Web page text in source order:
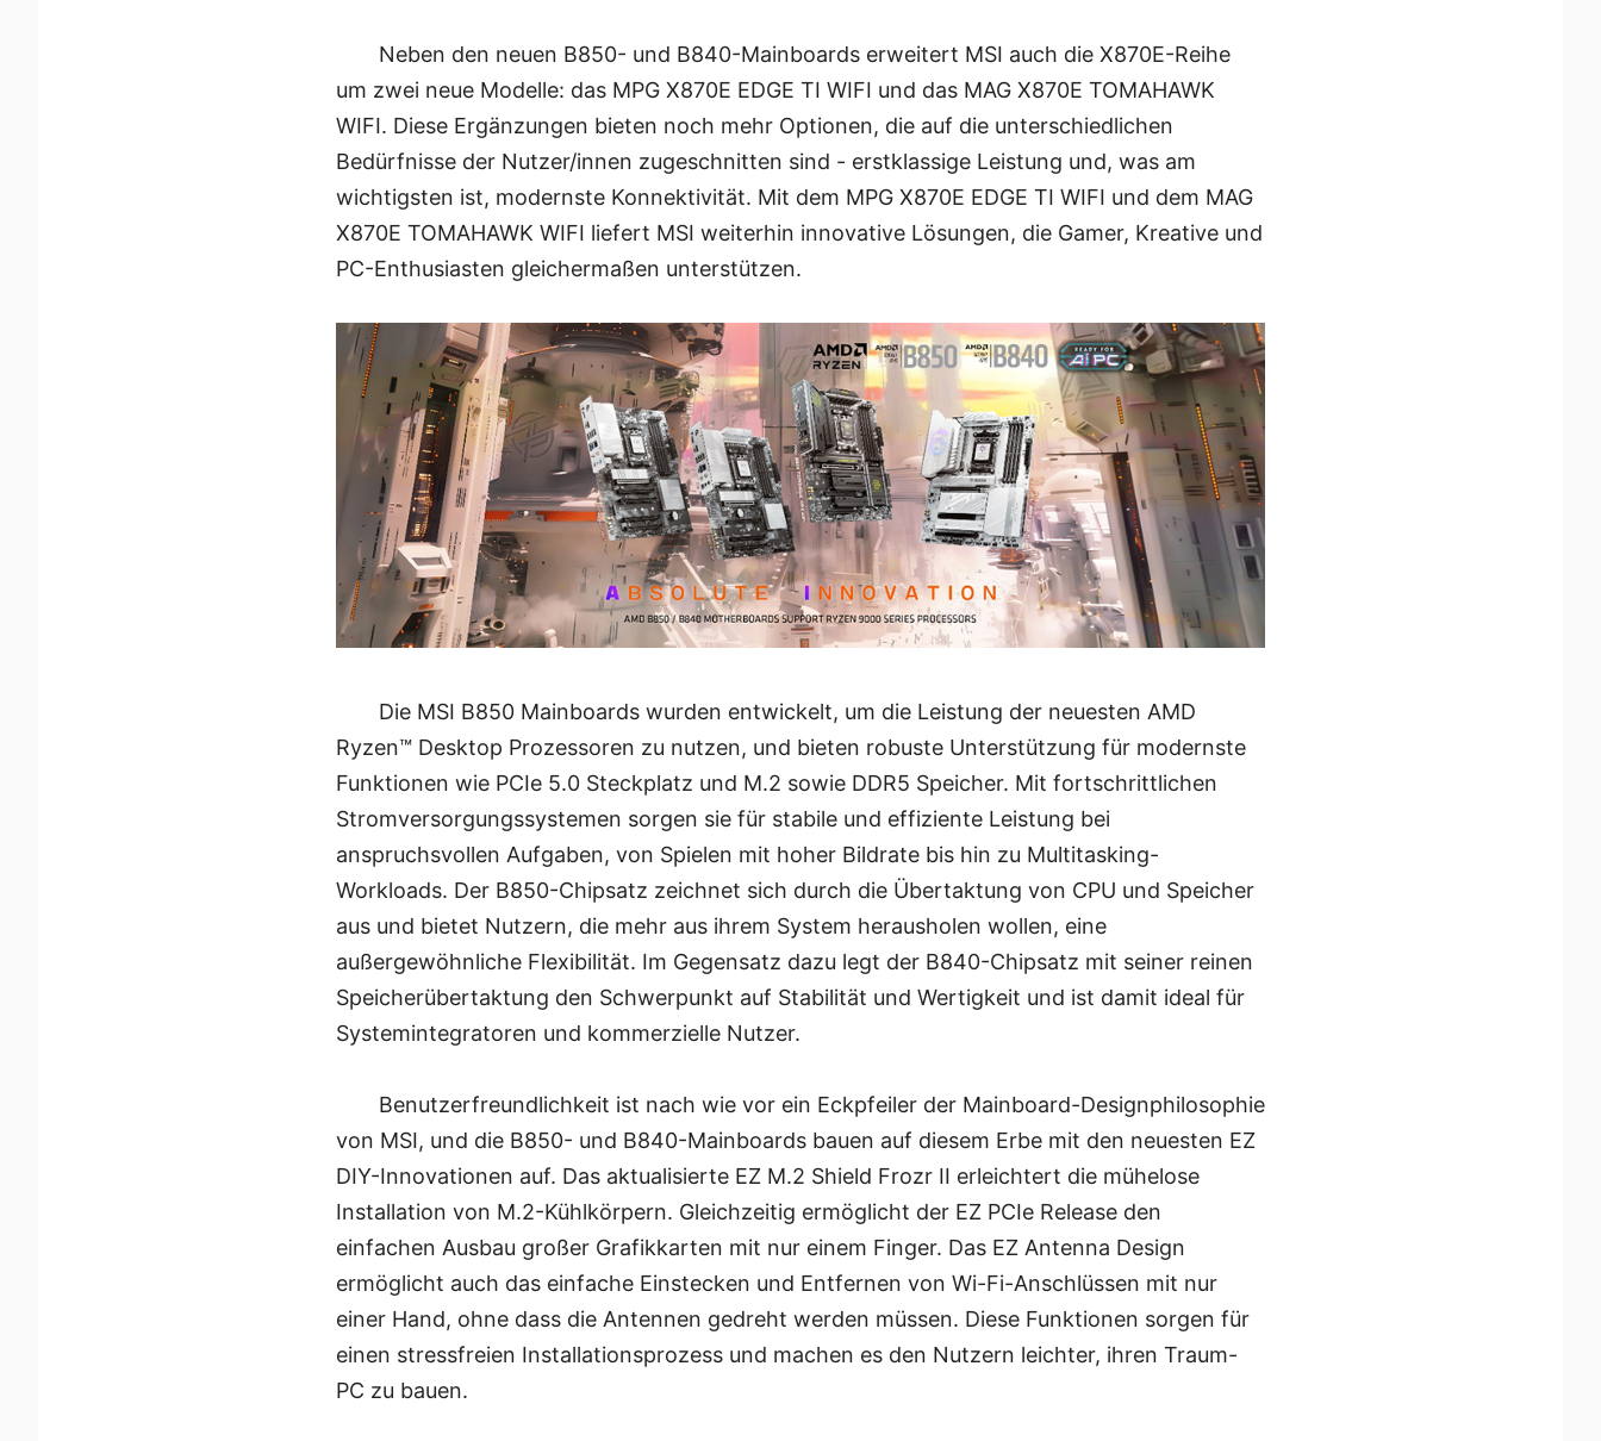
Neben den neuen B850- und B840-Mainboards erweitert MSI auch die X870E-Reihe
um zwei neue Modelle: das MPG X870E EDGE TI WIFI und das MAG X870E TOMAHAWK
WIFI. Diese Ergänzungen bieten noch mehr Optionen, die auf die unterschiedlichen
Bedürfnisse der Nutzer/innen zugeschnitten sind - erstklassige Leistung und, was am
wichtigsten ist, modernste Konnektivität. Mit dem MPG X870E EDGE TI WIFI und dem MAG
X870E TOMAHAWK WIFI liefert MSI weiterhin innovative Lösungen, die Gamer, Kreative und
PC-Enthusiasten gleichermaßen unterstützen.
Die MSI B850 Mainboards wurden entwickelt, um die Leistung der neuesten AMD
Ryzen™ Desktop Prozessoren zu nutzen, und bieten robuste Unterstützung für modernste
Funktionen wie PCIe 5.0 Steckplatz und M.2 sowie DDR5 Speicher. Mit fortschrittlichen
Stromversorgungssystemen sorgen sie für stabile und effiziente Leistung bei
anspruchsvollen Aufgaben, von Spielen mit hoher Bildrate bis hin zu Multitasking-
Workloads. Der B850-Chipsatz zeichnet sich durch die Übertaktung von CPU und Speicher
aus und bietet Nutzern, die mehr aus ihrem System herausholen wollen, eine
außergewöhnliche Flexibilität. Im Gegensatz dazu legt der B840-Chipsatz mit seiner reinen
Speicherübertaktung den Schwerpunkt auf Stabilität und Wertigkeit und ist damit ideal für
Systemintegratoren und kommerzielle Nutzer.
Benutzerfreundlichkeit ist nach wie vor ein Eckpfeiler der Mainboard-Designphilosophie
von MSI, und die B850- und B840-Mainboards bauen auf diesem Erbe mit den neuesten EZ
DIY-Innovationen auf. Das aktualisierte EZ M.2 Shield Frozr II erleichtert die mühelose
Installation von M.2-Kühlkörpern. Gleichzeitig ermöglicht der EZ PCIe Release den
einfachen Ausbau großer Grafikkarten mit nur einem Finger. Das EZ Antenna Design
ermöglicht auch das einfache Einstecken und Entfernen von Wi-Fi-Anschlüssen mit nur
einer Hand, ohne dass die Antennen gedreht werden müssen. Diese Funktionen sorgen für
einen stressfreien Installationsprozess und machen es den Nutzern leichter, ihren Traum-
PC zu bauen.